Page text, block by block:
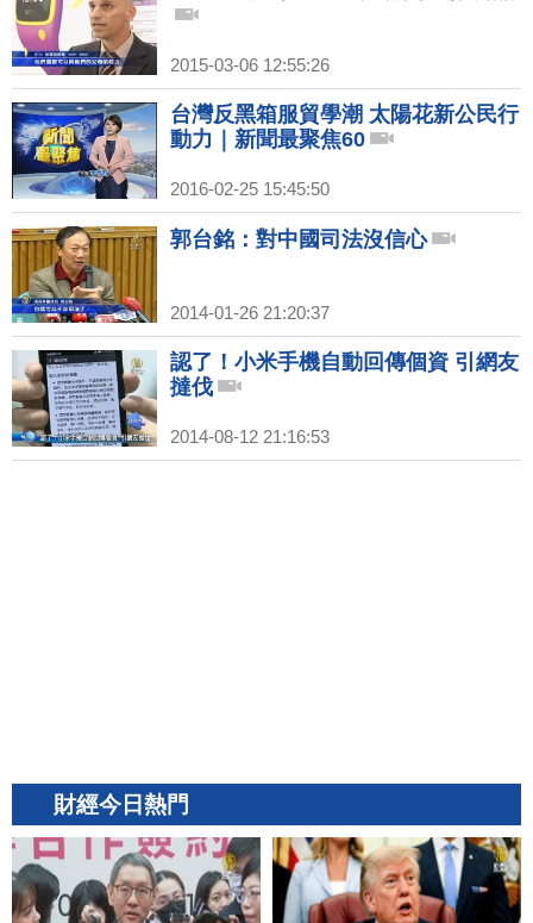
2015-03-06 12:55:26
台灣反黑箱服貿學潮 太陽花新公民行
動力｜新聞最聚焦60
2016-02-25 15:45:50
郭台銘：對中國司法沒信心
2014-01-26 21:20:37
認了！小米手機自動回傳個資 引網友
撻伐
2014-08-12 21:16:53
財經今日熱門